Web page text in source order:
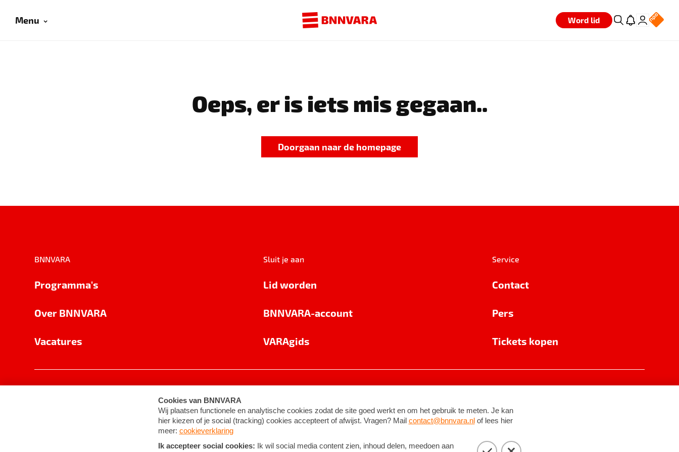
Menu Word lid
Oeps, er is iets mis gegaan..
Doorgaan naar de homepage
BNNVARA
Programma's
Over BNNVARA
Vacatures
Sluit je aan
Lid worden
BNNVARA-account
VARAgids
Service
Contact
Pers
Tickets kopen
Cookie-instellingen Algemene voorwaarden ©2026BNNVARA